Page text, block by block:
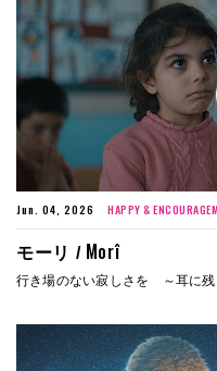
Jun. 04, 2026 HAPPY &
モーリ / Morî
行き場のない寂しさを ～耳に残